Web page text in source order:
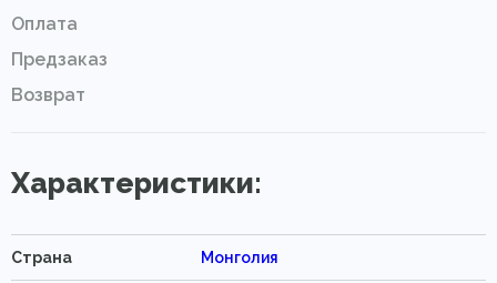
Оплата
Предзаказ
Возврат
Характеристики:
Страна Монголия